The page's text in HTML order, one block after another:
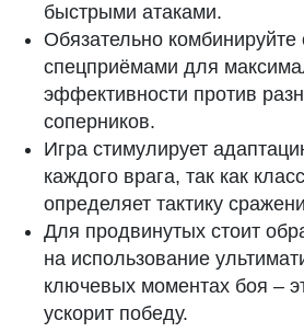
быстрыми атаками.
Обязательно
спецприёмами для
эффективности против
соперников.
Игра стимулирует
каждого врага, так как
определяет тактику
Для продвинутых стоит
на использование
ключевых моментах боя –
ускорит победу.